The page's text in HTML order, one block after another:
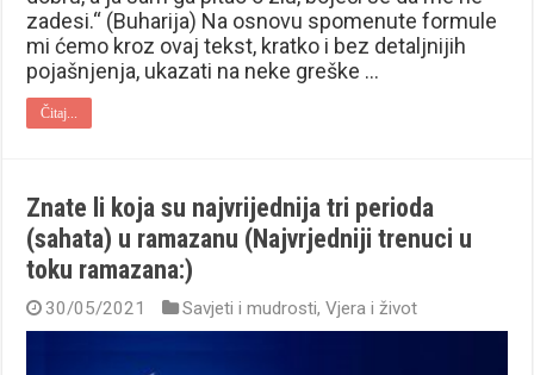
zadesi.“ (Buharija) Na osnovu spomenute formule
mi ćemo kroz ovaj tekst, kratko i bez detaljnijih
pojašnjenja, ukazati na neke greške …
Čitaj...
Znate li koja su najvrijednija tri perioda
(sahata) u ramazanu (Najvrjedniji trenuci u
toku ramazana:)
30/05/2021 Savjeti i mudrosti,Vjera i život